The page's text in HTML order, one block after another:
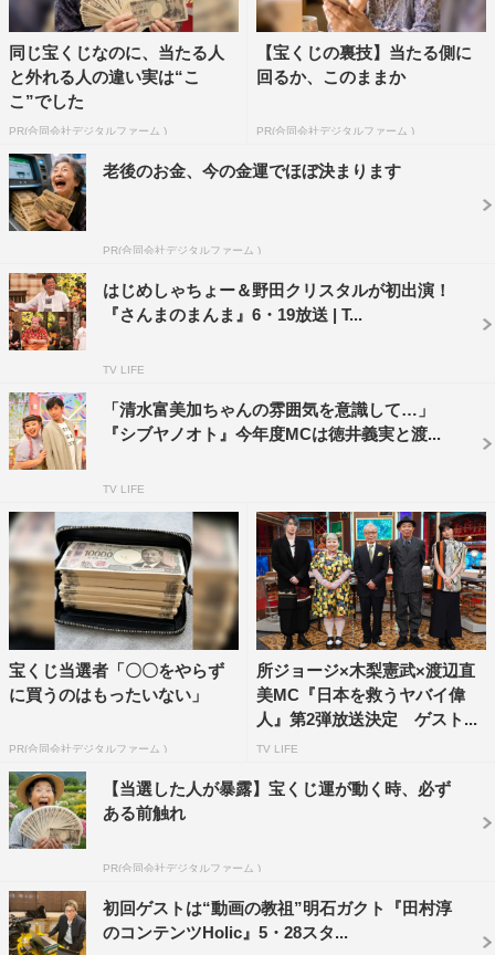
また、番組公式Instagramも開設。ロケの模様や、ゲスト
のオフショット、ナレーション収録時の模様などをアップ
していく。さらに、ゲストのInstagramでは、収録日の様
子などがゲスト自身の手で投稿される。そして、放送の本
編後には、ゲスト本人がインスタの編集を行う様子などを
「インフォマーシャルCM」として放送。番組オンエアの
タイミングに合わせてInstagram投稿も公開されるため、
視聴者もテレビ画面に出るQRコードを読み取ればすぐに
ゲストのInstagramアカウントにアクセスすることができ
渡辺直美 コメント
「これまで多くのテレビ番組に出演させていただき、スタ
ジオ収録やロケ撮影など、さまざまな現場を経験してきま
したが、今回の『フィーチャーズ』は、いろいろな面
で“普通のテレビの収録の仕方ではない”と感じました。ま
た、事前取材も綿密で、とてもお気に入りのお店での撮影
もあり、私も放送が楽しみです！」
企画統括・冨士川祐輔（フジテレビプロデュース
同じ宝くじなのに、当たる人
と外れる人の違い実は“こ
こ”でした
PR(合同会社デジタルファーム )
【宝くじの裏技】当たる側に
回るか、このままか
PR(合同会社デジタルファーム )
老後のお金、今の金運でほぼ決まります
PR(合同会社デジタルファーム )
はじめしゃちょー＆野田クリスタルが初出演！
『さんまのまんま』6・19放送 | T...
TV LIFE
「清水富美加ちゃんの雰囲気を意識して…」
『シブヤノオト』今年度MCは徳井義実と渡...
TV LIFE
宝くじ当選者「〇〇をやらず
に買うのはもったいない」
PR(合同会社デジタルファーム )
所ジョージ×木梨憲武×渡辺直
美MC『日本を救うヤバイ偉
人』第2弾放送決定 ゲスト...
TV LIFE
【当選した人が暴露】宝くじ運が動く時、必ず
ある前触れ
PR(合同会社デジタルファーム )
初回ゲストは“動画の教祖”明石ガクト『田村淳
のコンテンツHolic』5・28スタ...